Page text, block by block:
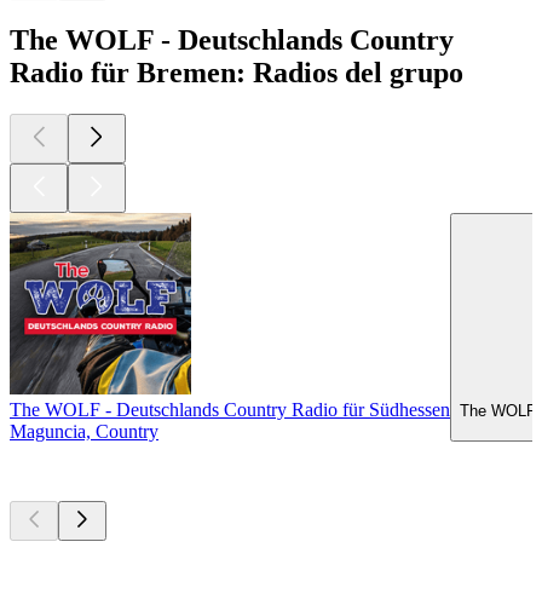
The WOLF - Deutschlands Country
Radio für Bremen: Radios del grupo
The WOLF - Deutschlands Country Radio für Südhessen
Maguncia, Country
The WOLF